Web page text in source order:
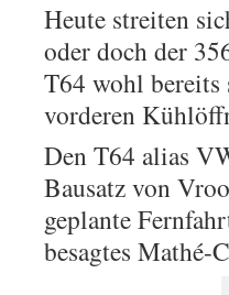
Heute streiten
oder doch der
T64 wohl bereits
vorderen
Den T64 alias
Bausatz von
geplante
besagtes Mathé-